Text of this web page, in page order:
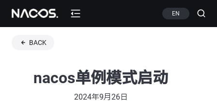
EN
BACK
nacos单例模式启动
2024年9月26日